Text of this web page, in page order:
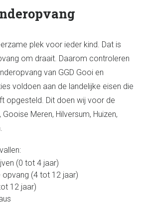
plek voor ieder kind. Dat is
om draait. Daarom controleren
van GGD Gooi en
voldoen aan de landelijke eisen die
opgesteld. Dit doen wij voor de
Meren, Hilversum, Huizen,
(0 tot 4 jaar)
(4 tot 12 jaar)
12 jaar)